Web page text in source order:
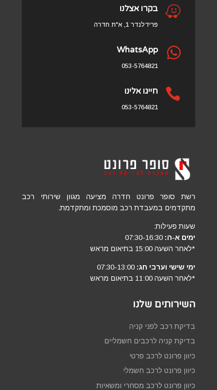
 בקרו אצלנו
פרידלנדר 1, א"ת חדרה

WhatsApp
053-5764821
 חייגו אלינו
053-5764821
רשת סופר פרונט חדרה מציעה מגוון שירותי רכב
מתקדמים במעבדת רכב מוסמכת ומתקדמת.
שעות פעילות:
ימים א-ה:
*לאחר השעה 15:00 בתיאום מראש
ימי שישי וערבי חג:
*לאחר השעה 11:00 בתיאום מראש
השירותים שלנו
בדיקת רכב לפני קניה
בדיקת קניה לרכבים חשמליים
כיוון פרונט לרכב פרטי
כיוון פרונט לרכב חשמלי
כיוון פרונט לרכב מסחרי ומשאיות